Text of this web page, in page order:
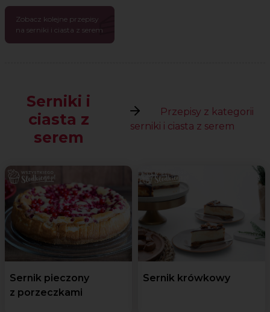
Zobacz kolejne przepisy
na serniki i ciasta z serem
Serniki i
ciasta z
serem
Przepisy z kategorii
serniki i ciasta z serem
Sernik pieczony
z porzeczkami
Sernik krówkowy